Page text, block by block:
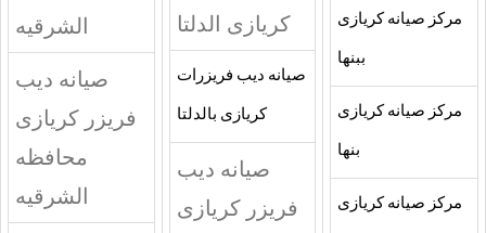
مركز صيانه كريازى
ببنها
مركز صيانه كريازى
بنها
مركز صيانه كريازى
كريازى الدلتا
صيانه ديب فريزرات
كريازى بالدلتا
صيانه ديب
فريزر كريازى
الشرقيه
صيانه ديب
فريزر كريازى
محافظه
الشرقيه